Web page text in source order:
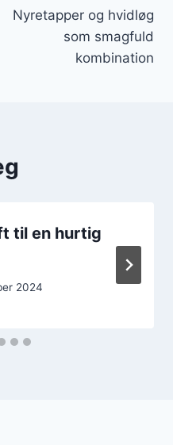
Nyretapper og hvidløg
som smagfuld
kombination
til en hurtig
2024